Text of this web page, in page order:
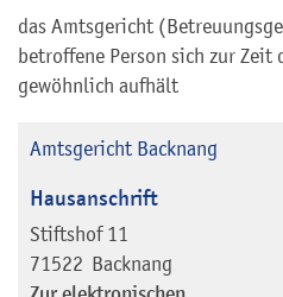
das Amtsgericht
betroffene Person sich zur
gewöhnlich aufhält
Amtsgericht Backnang
Hausanschrift
Stiftshof 11
71522 Backnang